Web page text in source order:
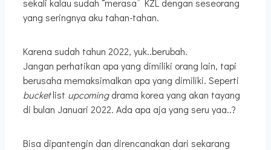
sekali kalau sudah “merasa” KZL dengan seseorang
yang seringnya aku tahan-tahan.
Karena sudah tahun 2022, yuk..berubah.
Jangan perhatikan apa yang dimiliki orang lain, tapi
berusaha memaksimalkan apa yang dimiliki. Seperti
bucketlist upcomingdrama korea yang akan tayang
di bulan Januari 2022. Ada apa aja yang seru yaa..?
Bisa dipantengin dan direncanakan dari sekarang